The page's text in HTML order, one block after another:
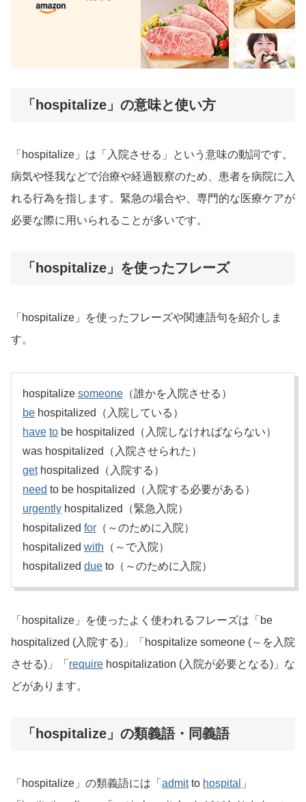
「hospitalize」の意味と使い方
「hospitalize」は「入院させる」という意味の動詞です。
病気や怪我などで治療や経過観察のため、患者を病院に入
れる行為を指します。緊急の場合や、専門的な医療ケアが
必要な際に用いられることが多いです。
「hospitalize」を使ったフレーズ
「hospitalize」を使ったフレーズや関連語句を紹介しま
す。
hospitalize someone （誰かを入院させる）
be hospitalized（入院している）
have to be hospitalized（入院しなければならない）
was hospitalized（入院させられた）
gethospitalized（入院する）
need to be hospitalized（入院する必要がある）
urgently hospitalized（緊急入院）
hospitalized for （～のために入院）
hospitalized with （～で入院）
hospitalized due to（～のために入院）
「hospitalize」を使ったよく使われるフレーズは「be
hospitalized (入院する)」「hospitalize someone (～を入院
させる)」「 require hospitalization (入院が必要となる)」な
どがあります。
「hospitalize」の類義語・同義語
「hospitalize」の類義語には「 admitto hospital
」